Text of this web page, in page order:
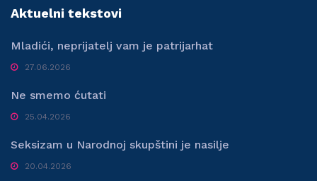
Aktuelni tekstovi
Mladići, neprijatelj vam je patrijarhat
27.06.2026
Ne smemo ćutati
25.04.2026
Seksizam u Narodnoj skupštini je nasilje
20.04.2026